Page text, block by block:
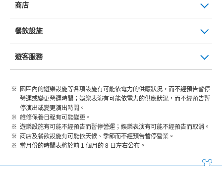
商店
餐飲設施
遊客服務
園區內的遊樂設施等各項設施有可能依電力的供應狀況，而不經預告暫停
營運或變更營運時間；娛樂表演有可能依電力的供應狀況，而不經預告暫
停演出或變更演出時間。
維修保養日程有可能變更。
遊樂設施有可能不經預告而暫停營運；娛樂表演有可能不經預告而取消。
商店及餐飲設施有可能依天候、季節而不經預告暫停營業。
當月份的時間表將於前 1 個月的 8 日左右公布。